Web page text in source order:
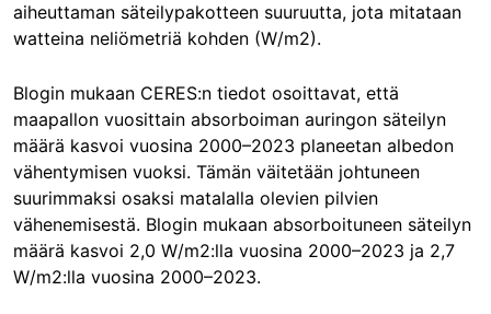
aiheuttaman säteilypakotteen suuruutta, jota mitataan
watteina neliömetriä kohden (W/m2).
Blogin mukaan CERES:n tiedot osoittavat, että
maapallon vuosittain absorboiman auringon säteilyn
määrä kasvoi vuosina 2000–2023 planeetan albedon
vähentymisen vuoksi. Tämän väitetään johtuneen
suurimmaksi osaksi matalalla olevien pilvien
vähenemisestä. Blogin mukaan absorboituneen säteilyn
määrä kasvoi 2,0 W/m2:lla vuosina 2000–2023 ja 2,7
W/m2:lla vuosina 2000–2023.